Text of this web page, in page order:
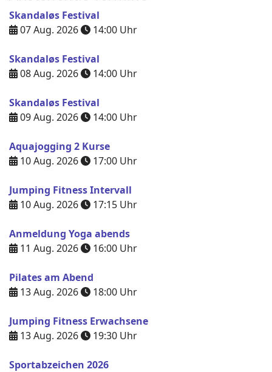
Skandaløs Festival
07 Aug. 2026
14:00 Uhr
Skandaløs Festival
08 Aug. 2026
14:00 Uhr
Skandaløs Festival
09 Aug. 2026
14:00 Uhr
Aquajogging 2 Kurse
10 Aug. 2026
17:00 Uhr
Jumping Fitness Intervall
10 Aug. 2026
17:15 Uhr
Anmeldung Yoga abends
11 Aug. 2026
16:00 Uhr
Pilates am Abend
13 Aug. 2026
18:00 Uhr
Jumping Fitness Erwachsene
13 Aug. 2026
19:30 Uhr
Sportabzeichen 2026